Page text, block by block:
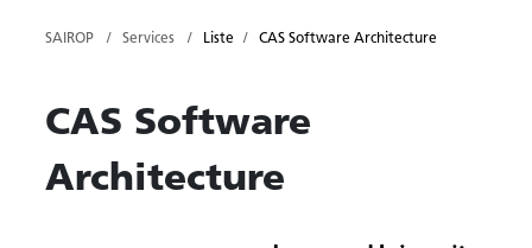
SAIROP Services Liste CAS Software Architecture
CAS Software
Architecture